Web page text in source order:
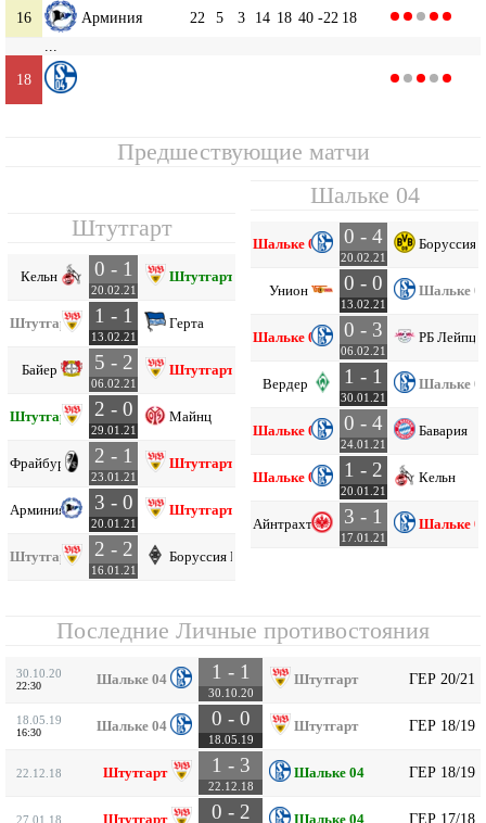
16 Арминия 22 5 3 14 18 40 -22 18
18
Предшествующие матчи
Штутгарт
Кельн 0 - 1
20.02.21
Штутгарт
Штутгарт 1 - 1
13.02.21
Герта
Байер 5 - 2
06.02.21
Штутгарт
Штутгарт 2 - 0
29.01.21
Майнц
Фрайбург 2 - 1
23.01.21
Штутгарт
Арминия 3 - 0
20.01.21
Штутгарт
Штутгарт 2 - 2
16.01.21
Боруссия М
Шальке 04
Шальке 04 0 - 4
20.02.21
Боруссия
Унион 0 - 0
13.02.21
Шальке
Шальке 04 0 - 3
06.02.21
РБ
Вердер 1 - 1
30.01.21
Шальке
Шальке 04 0 - 4
24.01.21
Бавария
Шальке 04 1 - 2
20.01.21
Кельн
Айнтрахт Ф 3 - 1
17.01.21
Шальке
Последние Личные противостояния
30.10.20
22:30 Шальке 04 1 - 1
30.10.20
Штутгарт ГЕР 20/21
18.05.19
16:30 Шальке 04 0 - 0
18.05.19
Штутгарт ГЕР 18/19
22.12.18 Штутгарт 1 - 3
22.12.18
Шальке 04 ГЕР 18/19
27.01.18 Штутгарт 0 - 2 Шальке 04 ГЕР 17/18